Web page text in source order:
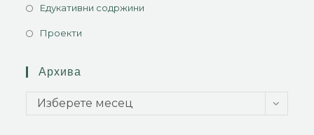
Едукативни содржини
Проекти
Архива
Изберете месец